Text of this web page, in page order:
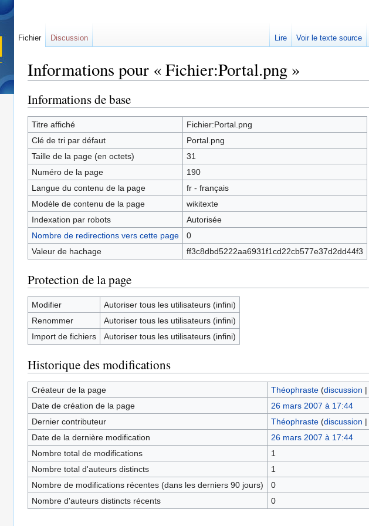
Informations pour « Fichier:Portal.png »
Informations de base
Titre affiché
Fichier:Portal.png
Clé de tri par défaut
Portal.png
Taille de la page (en octets)
31
Numéro de la page
190
Langue du contenu de la page
fr - français
Modèle de contenu de la page
wikitexte
Indexation par robots
Autorisée
Nombre de redirections vers cette page
0
Valeur de hachage
ff3c8dbd5222aa6931f1cd22cb577e37d2dd44f3
Protection de la page
Modifier
Autoriser tous les utilisateurs (infini)
Renommer
Autoriser tous les utilisateurs (infini)
Import de fichiers
Autoriser tous les utilisateurs (infini)
Historique des modifications
Créateur de la page Théophraste (discussion |
Date de création de la page
26 mars 2007 à 17:44
Dernier contributeur
Théophraste (discussion |
Date de la dernière modification
26 mars 2007 à 17:44
Nombre total de modifications
1
Nombre total d'auteurs distincts
1
Nombre de modifications récentes (dans les derniers 90 jours)
0
Nombre d'auteurs distincts récents
0
Fichier Discussion Lire Voir le texte source